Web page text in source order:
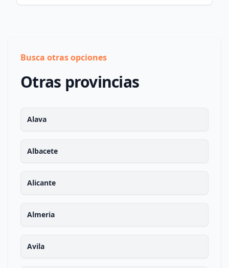
Busca otras opciones
Otras provincias
Alava
Albacete
Alicante
Almeria
Avila